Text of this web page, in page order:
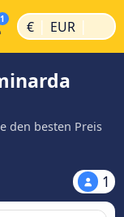
€ | EUR |
den besten Preis
1